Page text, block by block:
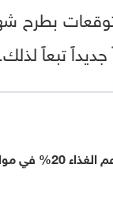
بطرح
تبعاً لذلك.
مصر تعتزم زيادة دعم